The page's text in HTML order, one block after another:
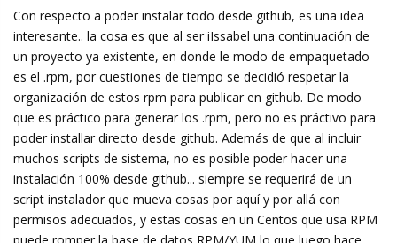
Con respecto a poder instalar todo desde github, es una idea
interesante.. la cosa es que al ser iIssabel una continuación de
un proyecto ya existente, en donde le modo de empaquetado
es el .rpm, por cuestiones de tiempo se decidió respetar la
organización de estos rpm para publicar en github. De modo
que es práctico para generar los .rpm, pero no es práctivo para
poder installar directo desde github. Además de que al incluir
muchos scripts de sistema, no es posible poder hacer una
instalación 100% desde github... siempre se requerirá de un
script instalador que mueva cosas por aquí y por allá con
permisos adecuados, y estas cosas en un Centos que usa RPM